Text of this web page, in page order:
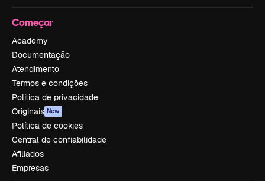
Começar
Academy
Documentação
Atendimento
Termos e condições
Política de privacidade
Originais New
Política de cookies
Central de confiabilidade
Afiliados
Empresas